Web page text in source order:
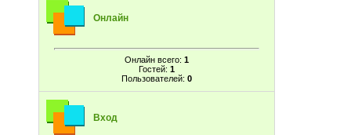
Онлайн
Онлайн всего: 1
Гостей: 1
Пользователей: 0
Вход